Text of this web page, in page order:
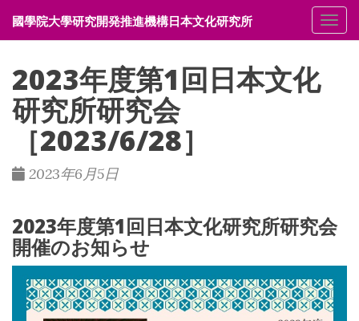
メ
國學院大學研究開発推進機構日本文化研究所
2023年度第1回日本文化
研究所研究会
［2023/6/28］
2023年6月5日
2023年度第1回日本文化研究所研究会
開催のお知らせ